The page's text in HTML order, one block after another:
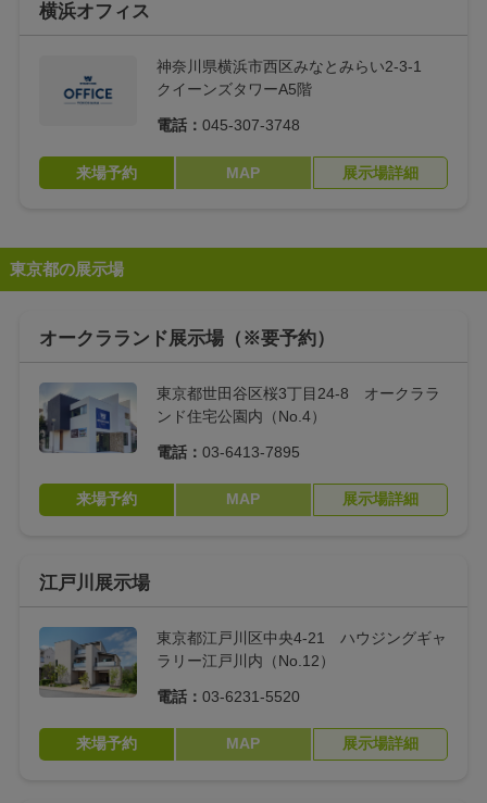
横浜オフィス
神奈川県横浜市西区みなとみらい2-3-1
クイーンズタワーA5階
電話： 045-307-3748
来場予約 MAP 展示場詳細
東京都の展示場
オークラランド展示場（※要予約）
東京都世田谷区桜3丁目24-8 オークララ
ンド住宅公園内（No.4）
電話： 03-6413-7895
来場予約 MAP 展示場詳細
江戸川展示場
東京都江戸川区中央4-21 ハウジングギャ
ラリー江戸川内（No.12）
電話： 03-6231-5520
来場予約 MAP 展示場詳細